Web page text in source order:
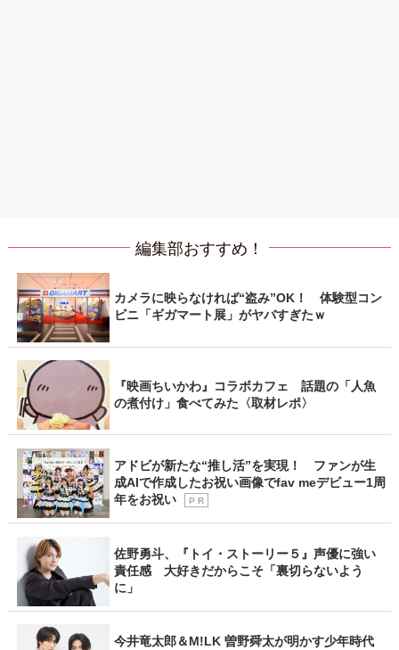
編集部おすすめ！
カメラに映らなければ“盗み”OK！ 体験型コン
ビニ「ギガマート展」がヤバすぎたｗ
『映画ちいかわ』コラボカフェ 話題の「人魚
の煮付け」食べてみた〈取材レポ〉
アドビが新たな“推し活”を実現！ ファンが生
成AIで作成したお祝い画像でfav meデビュー1周
年をお祝い
P R
佐野勇斗、『トイ・ストーリー５』声優に強い
責任感 大好きだからこそ「裏切らないよう
に」
今井竜太郎＆M!LK 曽野舜太が明かす少年時代